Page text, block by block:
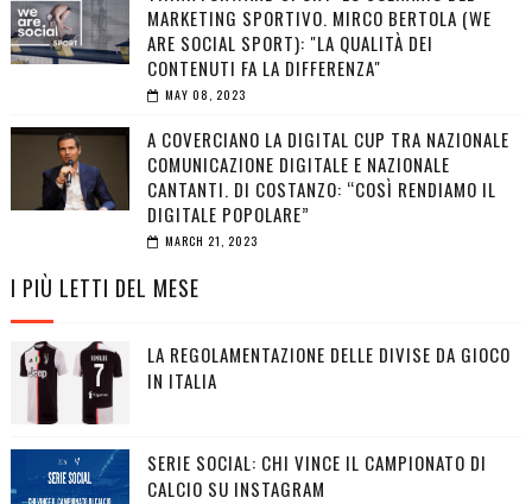
MARKETING SPORTIVO. MIRCO BERTOLA (WE
ARE SOCIAL SPORT): "LA QUALITÀ DEI
CONTENUTI FA LA DIFFERENZA"
MAY 08, 2023
A COVERCIANO LA DIGITAL CUP TRA NAZIONALE
COMUNICAZIONE DIGITALE E NAZIONALE
CANTANTI. DI COSTANZO: “COSÌ RENDIAMO IL
DIGITALE POPOLARE”
MARCH 21, 2023
I PIÙ LETTI DEL MESE
LA REGOLAMENTAZIONE DELLE DIVISE DA GIOCO
IN ITALIA
SERIE SOCIAL: CHI VINCE IL CAMPIONATO DI
CALCIO SU INSTAGRAM